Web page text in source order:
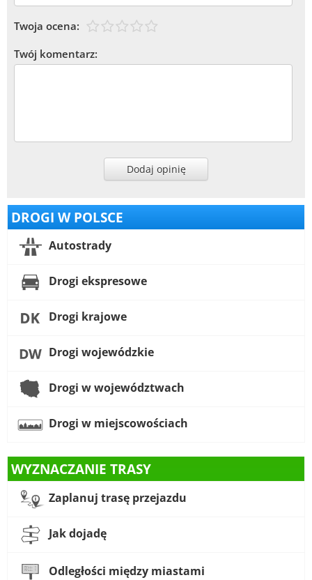
Twoja ocena:
Twój komentarz:
Dodaj opinię
DROGI W POLSCE
Autostrady
Drogi ekspresowe
Drogi krajowe
Drogi wojewódzkie
Drogi w województwach
Drogi w miejscowościach
WYZNACZANIE TRASY
Zaplanuj trasę przejazdu
Jak dojadę
Odległości między miastami